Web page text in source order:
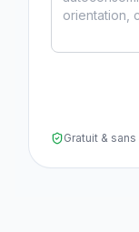
Gratuit &